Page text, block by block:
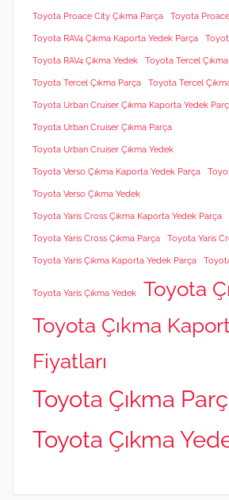
Toyota Proace City Çıkma Parça Toyota
Toyota RAV4 Çıkma Kaporta Yedek Parça
Toyota RAV4 Çıkma Yedek Toyota Tercel
Toyota Tercel Çıkma Parça Toyota Tercel
Toyota Urban Cruiser Çıkma Kaporta Yedek
Toyota Urban Cruiser Çıkma Parça
Toyota Urban Cruiser Çıkma Yedek
Toyota Verso Çıkma Kaporta Yedek Parça
Toyota Verso Çıkma Yedek
Toyota Yaris Cross Çıkma Kaporta Yedek Parça
Toyota Yaris Cross Çıkma Parça Toyota Yaris
Toyota Yaris Çıkma Kaporta Yedek Parça
Toyota Yaris Çıkma Yedek
Toyota
Toyota Çıkma
Fiyatları
Toyota Çıkma
Toyota Çıkma